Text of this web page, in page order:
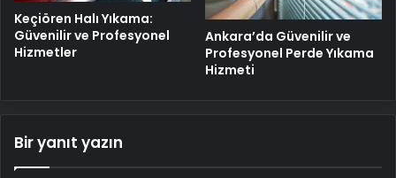
Keçiören Halı Yıkama:
Güvenilir ve Profesyonel
Hizmetler
Ankara’da Güvenilir ve
Profesyonel Perde Yıkama
Hizmeti
Bir yanıt yazın